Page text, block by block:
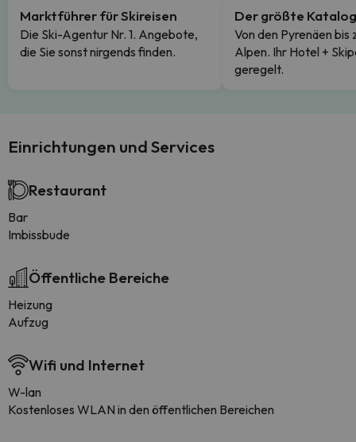
Marktführer für Skireisen
Die Ski-Agentur Nr. 1. Angebote,
die Sie sonst nirgends finden.
Der größte Katalog
Von den Pyrenäen bis
Alpen. Ihr Hotel +
geregelt.
Einrichtungen und Services
Restaurant
Bar
Imbissbude
Öffentliche Bereiche
Heizung
Aufzug
Wifi und Internet
W-lan
Kostenloses WLAN in den öffentlichen Bereichen